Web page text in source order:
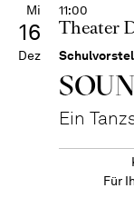
Mi
16
Dez
11:00
Theater
Ein
Für